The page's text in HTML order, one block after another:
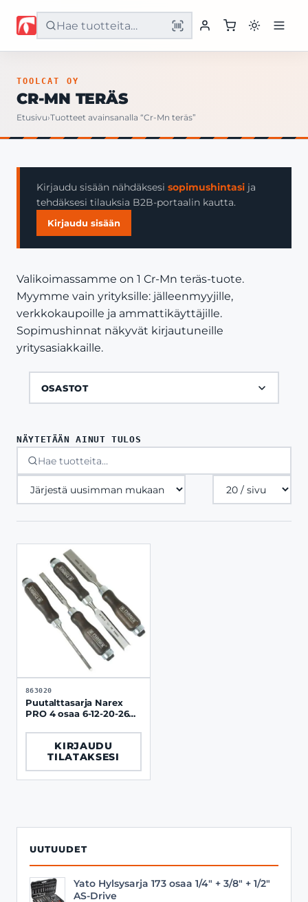
Etusivu
Yritys
Yhteystiedot
TOOLCAT OY
CR-MN TERÄS
Etusivu›Tuotteet avainsanalla “Cr-Mn teräs”
Kirjaudu sisään nähdäksesi sopimushintasi ja
tehdäksesi tilauksia B2B-portaalin kautta.
Kirjaudu sisään
Valikoimassamme on 1 Cr-Mn teräs-tuote.
Myymme vain yrityksille: jälleenmyyjille,
verkkokaupoille ja ammattikäyttäjille.
Sopimushinnat näkyvät kirjautuneille
yritysasiakkaille.
OSASTOT
UUTUUDET
Yato Hylsysarja 173 osaa 1/4" + 3/8" + 1/2"
AS-Drive
NÄYTETÄÄN AINUT TULOS
Tuotteita
sivulla
863020
Puutalttasarja Narex
PRO 4 osaa 6-12-20-26
KIRJAUDU
TILATAKSESI